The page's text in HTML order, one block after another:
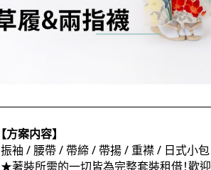
【方案内容】
振袖 / 腰帶 / 帶締 / 帶揚 / 重襟 / 日式小
★著裝所需的一切皆為完整套裝租借！歡